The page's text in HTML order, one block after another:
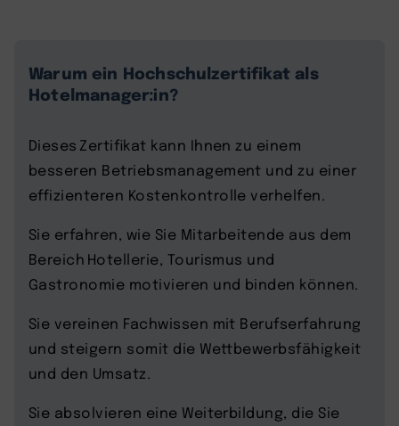
Warum ein Hochschulzertifikat als
Hotelmanager:in?
Dieses Zertifikat kann Ihnen zu einem
besseren Betriebsmanagement und zu einer
effizienteren Kostenkontrolle verhelfen.
Sie erfahren, wie Sie Mitarbeitende aus dem
Bereich Hotellerie, Tourismus und
Gastronomie motivieren und binden können.
Sie vereinen Fachwissen mit Berufserfahrung
und steigern somit die Wettbewerbsfähigkeit
und den Umsatz.
Sie absolvieren eine Weiterbildung, die Sie